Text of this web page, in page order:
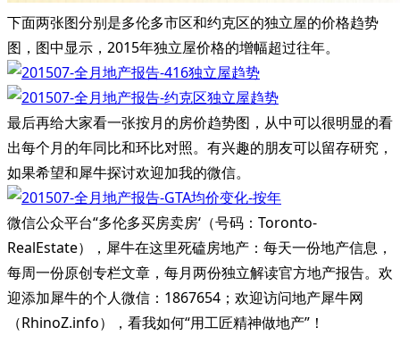
下面两张图分别是多伦多市区和约克区的独立屋的价格趋势
图，图中显示，2015年独立屋价格的增幅超过往年。
最后再给大家看一张按月的房价趋势图，从中可以很明显的看
出每个月的年同比和环比对照。有兴趣的朋友可以留存研究，
如果希望和犀牛探讨欢迎加我的微信。
微信公众平台“多伦多买房卖房‘（号码：Toronto-
RealEstate），犀牛在这里死磕房地产：每天一份地产信息，
每周一份原创专栏文章，每月两份独立解读官方地产报告。欢
迎添加犀牛的个人微信：1867654；欢迎访问地产犀牛网
（RhinoZ.info），看我如何“用工匠精神做地产”！